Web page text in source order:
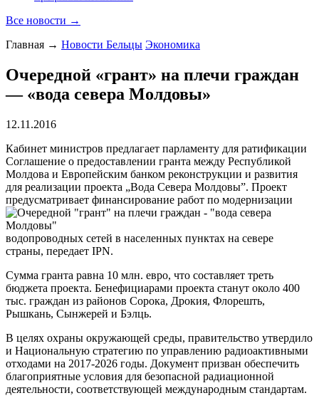
Все новости →
Главная → Новости Бельцы Экономика
Очередной «грант» на плечи граждан
— «вода севера Молдовы»
12.11.2016
Кабинет министров предлагает парламенту для ратификации
Соглашение о предоставлении гранта между Республикой
Молдова и Европейским банком реконструкции и развития
для реализации проекта „Вода Севера Молдовы”. Проект
предусматривает финансирование работ по модернизации
водопроводных сетей в населенных пунктах на севере
страны, передает IPN.
Сумма гранта равна 10 млн. евро, что составляет треть
бюджета проекта. Бенефициарами проекта станут около 400
тыс. граждан из районов Сорока, Дрокия, Флорешть,
Рышкань, Сынжерей и Бэлць.
В целях охраны окружающей среды, правительство утвердило
и Национальную стратегию по управлению радиоактивными
отходами на 2017-2026 годы. Документ призван обеспечить
благоприятные условия для безопасной радиационной
деятельности, соответствующей международным стандартам.